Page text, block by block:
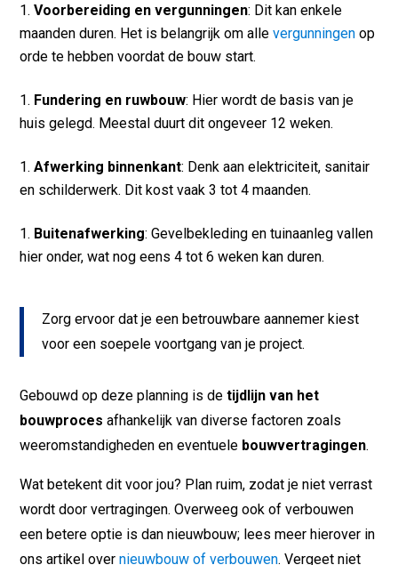
Voorbereiding en vergunningen: Dit kan enkele
maanden duren. Het is belangrijk om allevergunningen op
orde te hebben voordat de bouw start.
Fundering en ruwbouw: Hier wordt de basis van je
huis gelegd. Meestal duurt dit ongeveer 12 weken.
Afwerking binnenkant: Denk aan elektriciteit, sanitair
en schilderwerk. Dit kost vaak 3 tot 4 maanden.
Buitenafwerking: Gevelbekleding en tuinaanleg vallen
hier onder, wat nog eens 4 tot 6 weken kan duren.
Zorg ervoor dat je een betrouwbare aannemer kiest
voor een soepele voortgang van je project.
Gebouwd op deze planning is detijdlijn van het
bouwproces afhankelijk van diverse factoren zoals
weeromstandigheden en eventuele bouwvertragingen.
Wat betekent dit voor jou? Plan ruim, zodat je niet verrast
wordt door vertragingen. Overweeg ook of verbouwen
een betere optie is dan nieuwbouw; lees meer hierover in
ons artikel overnieuwbouw of verbouwen. Vergeet niet